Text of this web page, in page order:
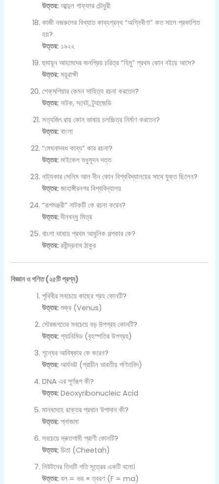
উত্তর: আব্দুল গাফ্ফার চৌধুরী
কাজী নজরুলের বিখ্যাত কাব্যগ্রন্থ “অগ্নিবীণা” কত সালে প্রকাশিত
হয়?
উত্তর: ১৯২২
হুমায়ূন আহমেদের জনপ্রিয় চরিত্র “হিমু” প্রথম কোন বইয়ে আসে?
উত্তর: ময়ূরাক্ষী
শেক্‌সপিয়ার কেমন সাহিত্য রচনা করতেন?
উত্তর: নাটক, সনেট, ট্র্যাজেডি
সত্যজিৎ রায় কোন ভাষায় চলচ্চিত্র নির্মাণ করতেন?
উত্তর: বাংলা
“মেঘনাদবধ কাব্য” কার রচনা?
উত্তর: মাইকেল মধুসূদন দত্ত
নাট্যকার সেলিম আল দীন কোন বিশ্ববিদ্যালয়ের সাথে যুক্ত ছিলেন?
উত্তর: জাহাঙ্গীরনগর বিশ্ববিদ্যালয়
“রূপমঞ্জরী” নাটকটি কে রচনা করেন?
উত্তর: দীনবন্ধু মিত্র
বাংলা ভাষায় প্রথম আধুনিক গল্পকার কে?
উত্তর: রবীন্দ্রনাথ ঠাকুর
বিজ্ঞান ও গণিত (২৫টি প্রশ্ন)
পৃথিবীর সবচেয়ে কাছের গ্রহ কোনটি?
উত্তর: শুক্র (Venus)
সৌরজগতের সবচেয়ে বড় উপগ্রহ কোনটি?
উত্তর: গ্যানিমিড (বৃহস্পতির উপগ্রহ)
শূন্যের আবিষ্কার কে করেন?
উত্তর: আর্যভট্ট (প্রাচীন ভারতীয় গণিতবিদ)
DNA এর পূর্ণরূপ কী?
উত্তর: Deoxyribonucleic Acid
মানবদেহে রক্তের প্রধান উপাদান কী?
উত্তর: প্লাজমা
সবচেয়ে দ্রুতগামী প্রাণী কোনটি?
উত্তর: চিতা (Cheetah)
নিউটনের তিনটি গতি সূত্রের একটি বলো।
উত্তর: বল = ভর × ত্বরণ (F = ma)